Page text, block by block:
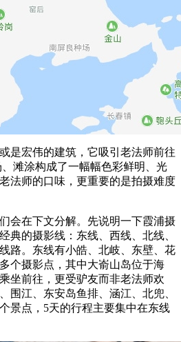
是宏伟的建筑，它吸引老法师前往
滩涂构成了一幅幅色彩鲜明、光
法师的口味，更重要的是拍摄难度
会在下文分解。先说明一下霞浦摄
典的摄影线：东线、西线、北线、
路。东线有小皓、北岐、东壁、花
个摄影点，其中大嵛山岛位于海
坐前往，更受驴友而非老法师欢
围江、东安岛鱼排、涵江、北兜、
景点，5天的行程主要集中在东线